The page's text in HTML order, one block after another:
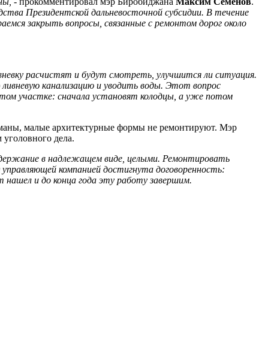
Президентской дальневосточной субсидии. В течение
закрыть вопросы, связанные с ремонтом дорог около
расчистят и будут смотреть, улучшится ли ситуация.
канализацию и уводить воды. Этот вопрос
участке: сначала установят колодцы, а уже потом
малые архитектурные формы не ремонтируют. Мэр
дела.
в надлежащем виде, целыми. Ремонтировать
компанией достигнута договоренность:
и до конца года эту работу завершим.